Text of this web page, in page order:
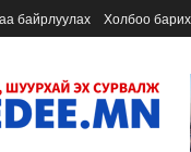
байрлуулах Холбоо барих